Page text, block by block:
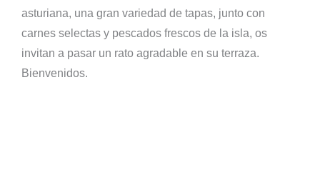
asturiana, una gran variedad de tapas, junto con
carnes selectas y pescados frescos de la isla, os
invitan a pasar un rato agradable en su terraza.
Bienvenidos.